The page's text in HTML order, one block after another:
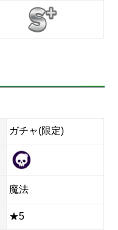
ガチャ(限定)
魔法
★5